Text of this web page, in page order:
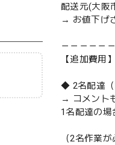
配送元(大阪
→ お値下げ
－－－－－
【追加費用】
◆ 2名配達（
→ コメント
1名配達の場
（2名作業